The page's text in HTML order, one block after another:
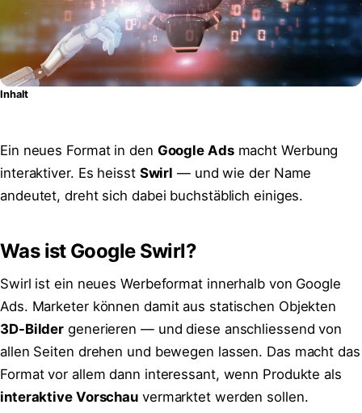
Inhalt
Ein neues Format in den Google Adsmacht Werbung
interaktiver. Es heisst Swirl — und wie der Name
andeutet, dreht sich dabei buchstäblich einiges.
Was ist Google Swirl?
Swirl ist ein neues Werbeformat innerhalb von Google
Ads. Marketer können damit aus statischen Objekten
3D-Bilder generieren — und diese anschliessend von
allen Seiten drehen und bewegen lassen. Das macht das
Format vor allem dann interessant, wenn Produkte als
interaktive Vorschau vermarktet werden sollen.